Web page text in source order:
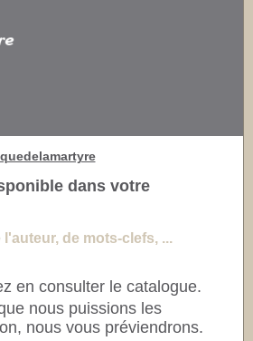
de mots-clefs, ...
en consulter le catalogue.
nous puissions les
nous vous préviendrons.
dans votre